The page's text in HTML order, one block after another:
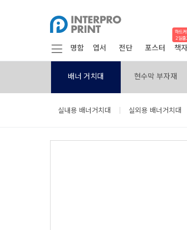
명함 엽서 전단 포스터
하드
2일출
책자
배너 거치대 현수막 부자재
실내용 배너거치대 | 실외용 배너거치대